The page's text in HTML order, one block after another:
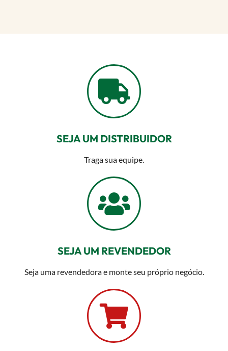
SEJA UM DISTRIBUIDOR
Traga sua equipe.
SEJA UM REVENDEDOR
Seja uma revendedora e monte seu próprio negócio.